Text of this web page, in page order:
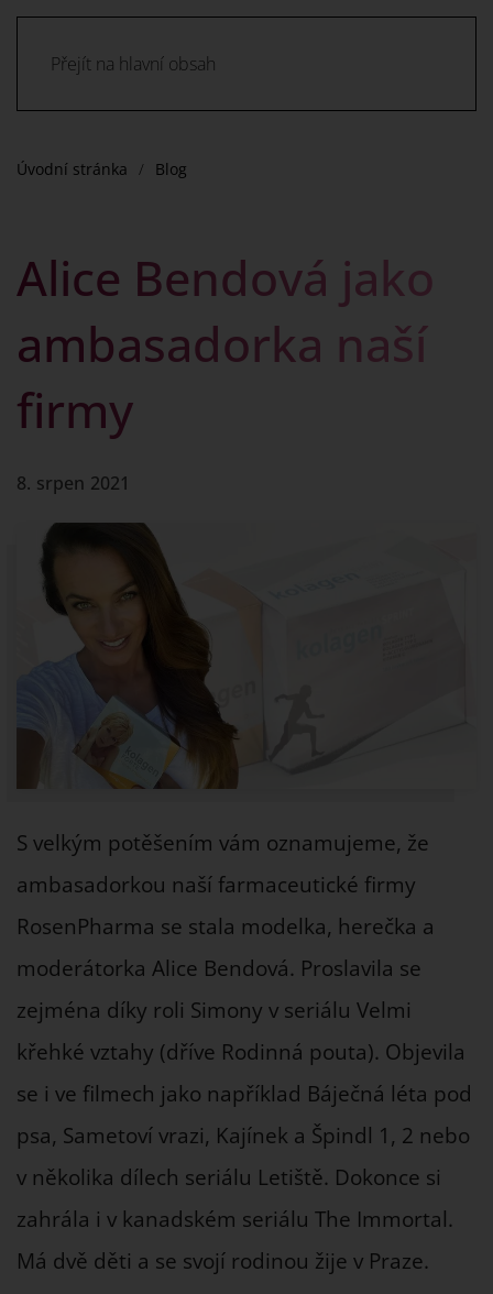
Přejít na hlavní obsah
Úvodní stránka Blog
Alice Bendová jako
ambasadorka naší
firmy
8. srpen 2021
S velkým potěšením vám oznamujeme, že
ambasadorkou naší farmaceutické firmy
RosenPharma se stala modelka, herečka a
moderátorka Alice Bendová. Proslavila se
zejména díky roli Simony v seriálu Velmi
křehké vztahy (dříve Rodinná pouta). Objevila
se i ve filmech jako například Báječná léta pod
psa, Sametoví vrazi, Kajínek a Špindl 1, 2 nebo
v několika dílech seriálu Letiště. Dokonce si
zahrála i v kanadském seriálu The Immortal.
Má dvě děti a se svojí rodinou žije v Praze.